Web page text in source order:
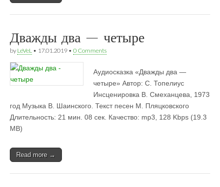
Дважды два — четыре
by LeVeL • 17.01.2019 • 0 Comments
Аудиосказка «Дважды два —
четыре» Автор: С. Топелиус
Инсценировка В. Смеханцева, 1973
год Музыка В. Шаинского. Текст песен М. Пляцковского
Длительность: 21 мин. 08 сек. Качество: mp3, 128 Kbps (19.3
MB)
Read more →